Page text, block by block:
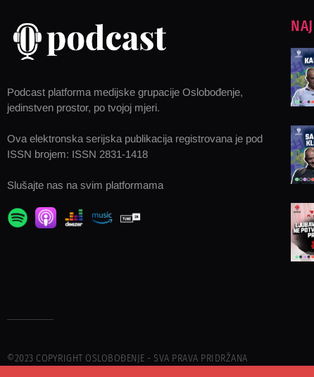
Podcast platforma medijske grupacije Oslobođenje,
jedinstven prostor, po tvojoj mjeri.
Ova elektronska serijska publikacija registrovana je pod
ISSN brojem: ISSN 2831-1418
Slušajte nas na svim platformama
©2023 COPYRIGHT OSLOBOĐENJE - SVA PRAVA PRIDRŽANA